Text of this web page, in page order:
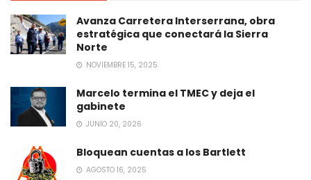
Avanza Carretera Interserrana, obra
estratégica que conectará la Sierra
Norte
NOVIEMBRE 15, 2025
Marcelo termina el TMEC y deja el
gabinete
JUNIO 20, 2026
Bloquean cuentas a los Bartlett
AGOSTO 16, 2025